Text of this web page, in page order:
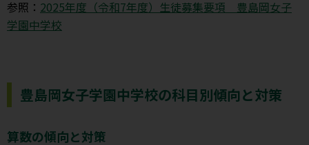
参照： 2025年度（令和7年度）生徒募集要項 豊島岡女子
学園中学校
豊島岡女子学園中学校の科目別傾向と対策
算数の傾向と対策